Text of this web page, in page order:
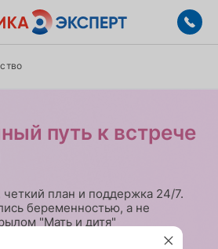
путь к встрече
план и поддержка 24/7.
беременностью, а не
"Мать и дитя"